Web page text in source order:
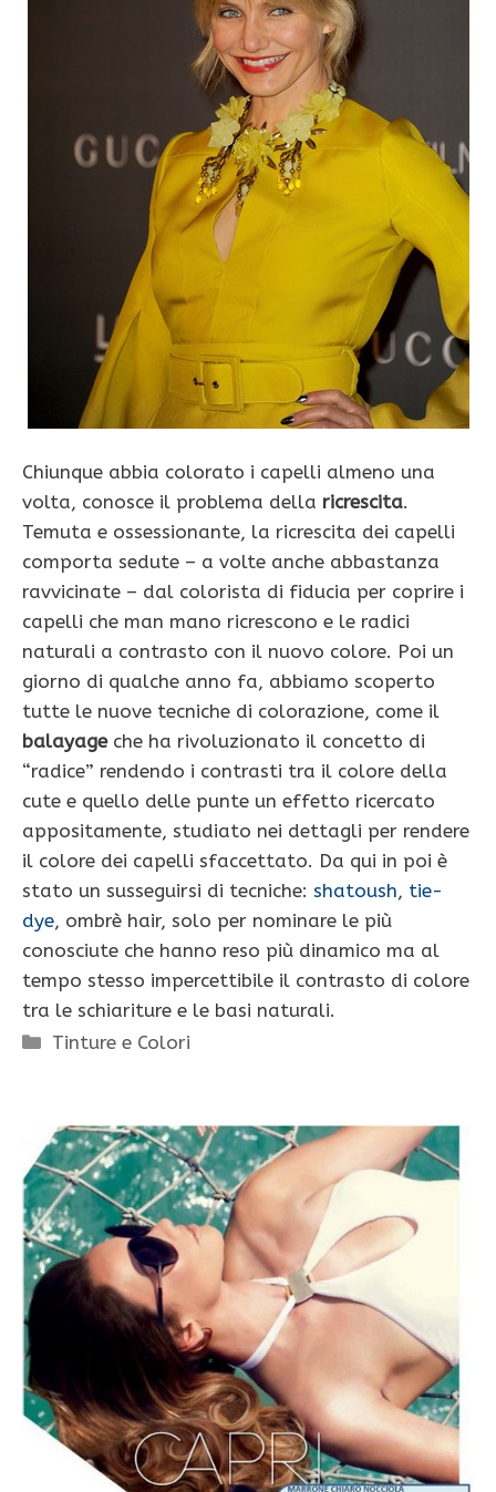
Chiunque abbia colorato i capelli almeno una
volta, conosce il problema della ricrescita.
Temuta e ossessionante, la ricrescita dei capelli
comporta sedute – a volte anche abbastanza
ravvicinate – dal colorista di fiducia per coprire i
capelli che man mano ricrescono e le radici
naturali a contrasto con il nuovo colore. Poi un
giorno di qualche anno fa, abbiamo scoperto
tutte le nuove tecniche di colorazione, come il
balayageche ha rivoluzionato il concetto di
“radice” rendendo i contrasti tra il colore della
cute e quello delle punte un effetto ricercato
appositamente, studiato nei dettagli per rendere
il colore dei capelli sfaccettato. Da qui in poi è
stato un susseguirsi di tecniche: shatoush, tie-
dye, ombrè hair, solo per nominare le più
conosciute che hanno reso più dinamico ma al
tempo stesso impercettibile il contrasto di colore
tra le schiariture e le basi naturali.
Categorie
Tinture e Colori